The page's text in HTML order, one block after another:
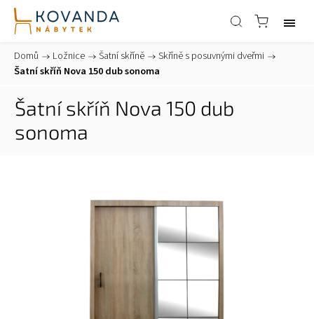
Domů / Ložnice / Šatní skříně / Skříně s posuvnými dveřmi /
Šatní skříň Nova 150 dub sonoma
Šatní skříň Nova 150 dub
sonoma